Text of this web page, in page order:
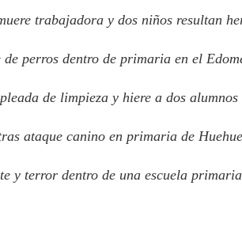
trabajadora y dos niños resultan
perros dentro de primaria en el
de limpieza y hiere a dos alumnos
ataque canino en primaria de
y terror dentro de una escuela primaria